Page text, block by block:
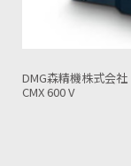
DMG森精
CMX 800 V